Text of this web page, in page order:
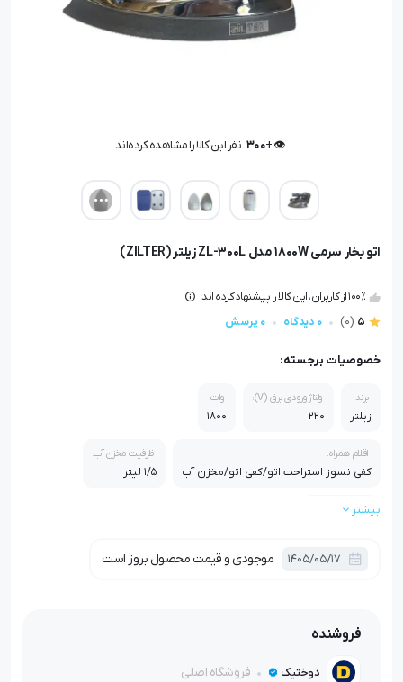
👁️ +
300 نفر این کالا را مشاهده کرده‌اند
اتو بخار سرمی 1800W مدل ZL-300L زیلتر (ZILTER)
100٪ از کاربران، این کالا را پیشنهاد کرده اند.
5
(0) 0 دیدگاه 0 پرسش
خصوصیات برجسته:
برند:
زیلتر
ولتاژ ورودی برق (V):
220
وات:
1800
اقلام همراه:
کفی نسوز استراحت اتو/کفی اتو/مخزن آب
ظرفیت مخزن آب:
1/5 لیتر
گارانتی:
بیشتر
1405/05/17 موجودی و قیمت محصول بروز است
فروشنده
دوختیک فروشگاه اصلی